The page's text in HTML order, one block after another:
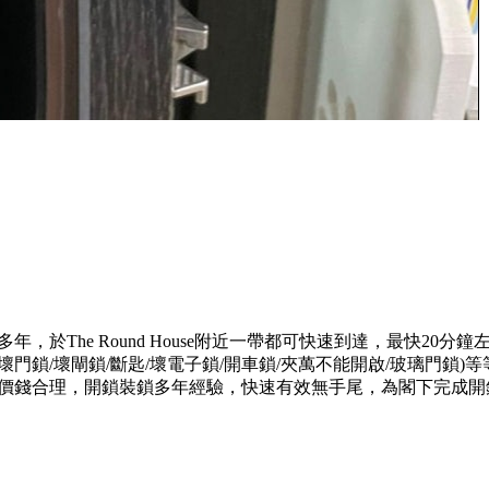
年，於The Round House附近一帶都可快速到達，最快20分
鎖/壞閘鎖/斷匙/壞電子鎖/開車鎖/夾萬不能開啟/玻璃門鎖)
錢合理，開鎖裝鎖多年經驗，快速有效無手尾，為閣下完成